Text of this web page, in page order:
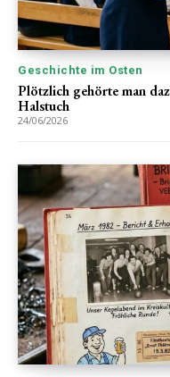
Geschichte im Osten
Plötzlich gehörte man
Halstuch
24/06/2026